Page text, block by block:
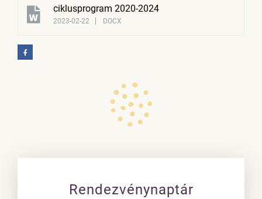
ciklusprogram 2020-2024
2023-02-22 DOCX
Rendezvénynaptár